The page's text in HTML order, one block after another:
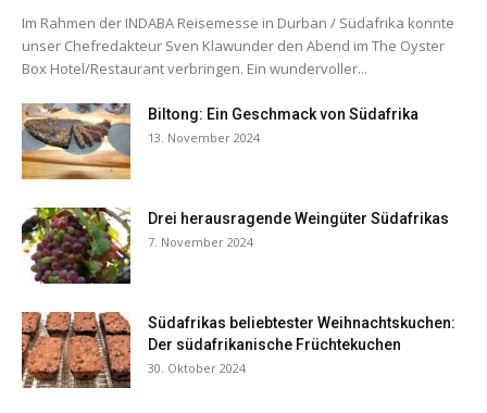
Im Rahmen der INDABA Reisemesse in Durban / Südafrika konnte
unser Chefredakteur Sven Klawunder den Abend im The Oyster
Box Hotel/Restaurant verbringen. Ein wundervoller...
Biltong: Ein Geschmack von Südafrika
13. November 2024
Drei herausragende Weingüter Südafrikas
7. November 2024
Südafrikas beliebtester Weihnachtskuchen:
Der südafrikanische Früchtekuchen
30. Oktober 2024